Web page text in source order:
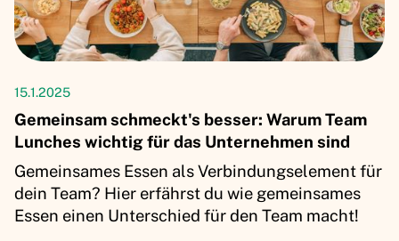
15.1.2025
Gemeinsam schmeckt's besser: Warum Team
Lunches wichtig für das Unternehmen sind
Gemeinsames Essen als Verbindungselement für
dein Team? Hier erfährst du wie gemeinsames
Essen einen Unterschied für den Team macht!